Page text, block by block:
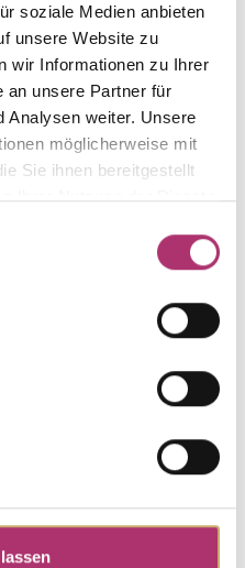
soziale Medien anbieten
unsere Website zu
wir Informationen zu Ihrer
an unsere Partner für
Analysen weiter. Unsere
möglicherweise mit
Sie ihnen bereitgestellt
Ihrer Nutzung der Dienste
pieces
· Brilliant 0.07ct H/SI
· Brilliant 0.07ct H/SI